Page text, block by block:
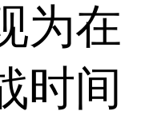
为在
时间